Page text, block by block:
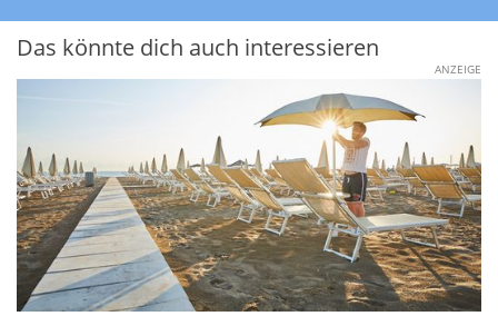
Das könnte dich auch interessieren
ANZEIGE